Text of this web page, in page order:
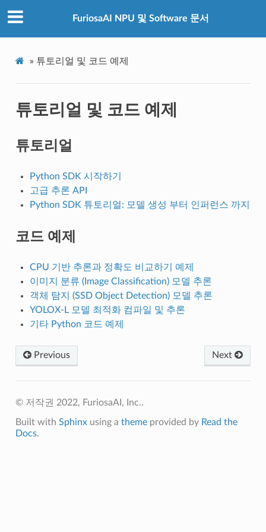
FuriosaAI NPU 및 Software 문서
» 튜토리얼 및 코드 예제
튜토리얼 및 코드 예제
튜토리얼
Python SDK 시작하기
고급 추론 API
Python SDK 튜토리얼: 모델 생성 부터 인퍼런스 까지
코드 예제
CPU 기반 추론과 정확도 비교하기 예제
이미지 분류 (Image Classification) 모델 추론
객체 탐지 (SSD Object Detection) 모델 추론
YOLOX-L 모델 최적화 컴파일 및 추론
기타 Python 코드 예제
Previous Next
© 저작권 2022, FuriosaAI, Inc..
Built with Sphinxusing a themeprovided by Read the
Docs.